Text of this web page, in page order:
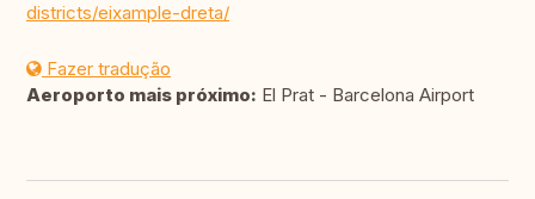
districts/eixample-dreta/
Fazer tradução
Aeroporto mais próximo: El Prat - Barcelona Airport